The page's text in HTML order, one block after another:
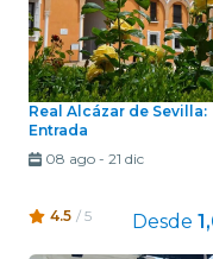
Real Alcázar de Sevilla:
Entrada
08 ago- 21 dic
4.5 / 5 Desde